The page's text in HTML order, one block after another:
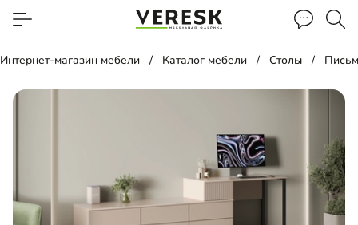
Интернет-магазин мебели Каталог мебели Столы